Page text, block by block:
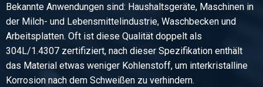
Stück pro KG
303,94
Bruttopreis
Wählen Sie
Artikelnummer
Bekannte Anwendungen sind: Haushaltsgeräte, Maschinen in
der Milch- und Lebensmittelindustrie, Waschbecken und
Arbeitsplatten. Oft ist diese Qualität doppelt als
304L/1.4307 zertifiziert, nach dieser Spezifikation enthält
das Material etwas weniger Kohlenstoff, um interkristalline
Korrosion nach dem Schweißen zu verhindern.